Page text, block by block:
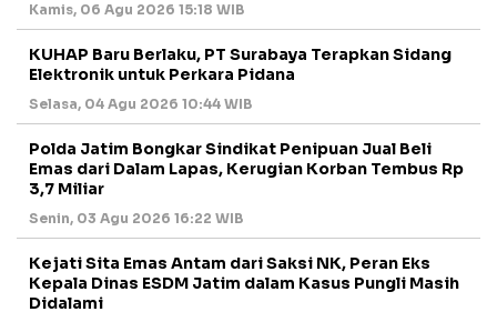
Kamis, 06 Agu 2026 15:18 WIB
KUHAP Baru Berlaku, PT Surabaya Terapkan Sidang
Elektronik untuk Perkara Pidana
Selasa, 04 Agu 2026 10:44 WIB
Polda Jatim Bongkar Sindikat Penipuan Jual Beli
Emas dari Dalam Lapas, Kerugian Korban Tembus Rp
3,7 Miliar
Senin, 03 Agu 2026 16:22 WIB
Kejati Sita Emas Antam dari Saksi NK, Peran Eks
Kepala Dinas ESDM Jatim dalam Kasus Pungli Masih
Didalami